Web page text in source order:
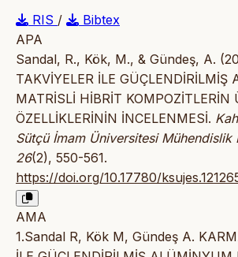
RIS /
Bibtex
APA
Sandal, R., Kök, M., & Gündeş, A.
TAKVİYELER İLE GÜÇLENDİRİLMİŞ
MATRİSLİ HİBRİT KOMPOZİTLERİN
ÖZELLİKLERİNİN İNCELENMESİ.
Sütçü İmam Üniversitesi Mühendislik
26(2), 550-561.
https://doi.org/10.17780/
AMA
1.Sandal R, Kök M, Gündeş A.